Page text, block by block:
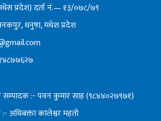
प्रदेश) दर्ता नं.— १३/०७८/७९
धनुषा, मधेश प्रदेश
सम्पादक :- पवन कुमार साह (९८४४०२७९७१)
अधिबक्ता कालेश्वर महतो